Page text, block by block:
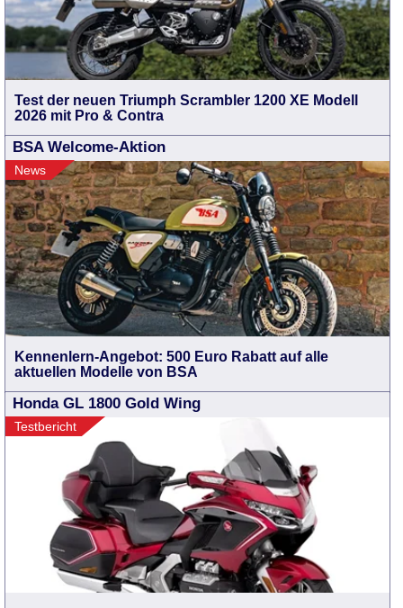
Test der neuen Triumph Scrambler 1200 XE Modell
2026 mit Pro & Contra
BSA Welcome-Aktion
News
Kennenlern-Angebot: 500 Euro Rabatt auf alle
aktuellen Modelle von BSA
Honda GL 1800 Gold Wing
Testbericht